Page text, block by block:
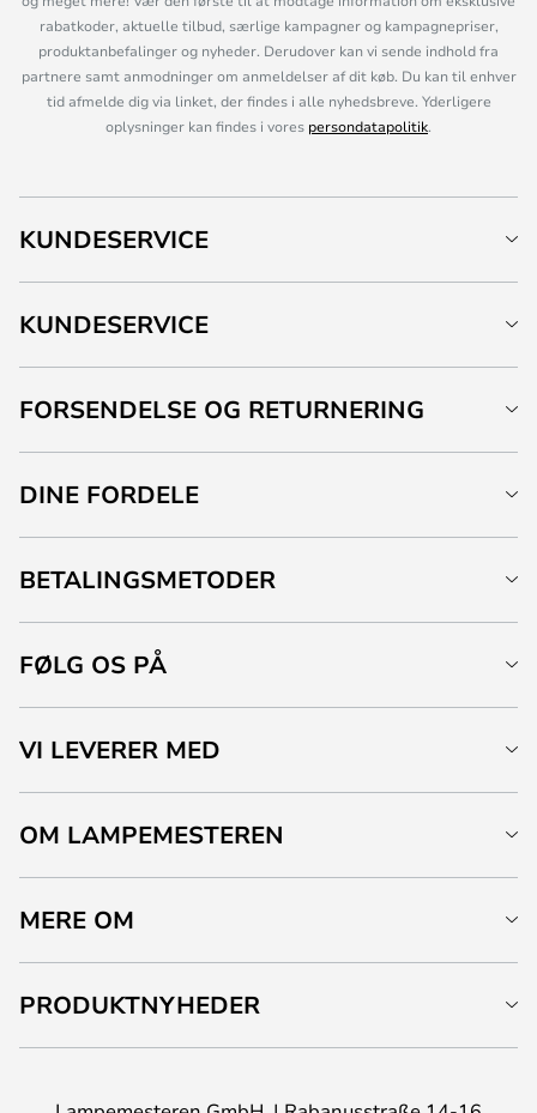
rabatkoder, aktuelle tilbud, særlige kampagner og kampagnepriser,
produktanbefalinger og nyheder. Derudover kan vi sende indhold fra
partnere samt anmodninger om anmeldelser af dit køb. Du kan til enhver
tid afmelde dig via linket, der findes i alle nyhedsbreve. Yderligere
oplysninger kan findes i vores persondatapolitik.
KUNDESERVICE
KUNDESERVICE
FORSENDELSE OG RETURNERING
DINE FORDELE
BETALINGSMETODER
FØLG OS PÅ
VI LEVERER MED
OM LAMPEMESTEREN
MERE OM
PRODUKTNYHEDER